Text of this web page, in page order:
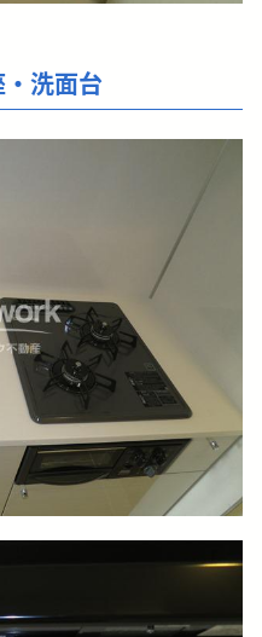
洗面台